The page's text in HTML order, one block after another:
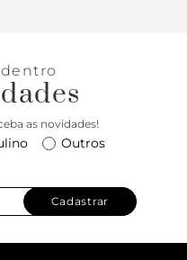
as novidades!
Outros
Cadastrar